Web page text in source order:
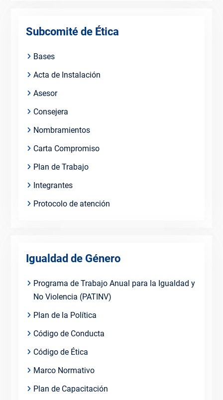
Subcomité de Ética
Bases
Acta de Instalación
Asesor
Consejera
Nombramientos
Carta Compromiso
Plan de Trabajo
Integrantes
Protocolo de atención
Igualdad de Género
Programa de Trabajo Anual para la Igualdad y
No Violencia (PATINV)
Plan de la Política
Código de Conducta
Código de Ética
Marco Normativo
Plan de Capacitación